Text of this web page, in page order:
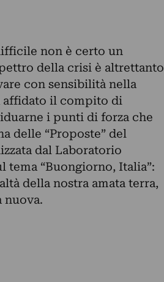
non è certo un
della crisi è altrettanto
con sensibilità nella
affidato il compito di
i punti di forza che
delle “Proposte” del
dal Laboratorio
“Buongiorno, Italia”:
della nostra amata terra,
nuova.